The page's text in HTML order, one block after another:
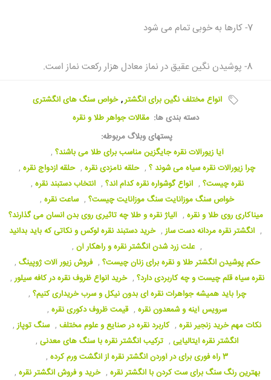
7- کارها به خوبی تمام می شود
8- پوشیدن نگین عقیق در نماز معادل هزار رکعت نماز است.
انواع مختلف نگین برای انگشتر, خواص سنگ های انگشتری
دسته بندی ها: مقالات جواهر طلا و نقره
پستهای وبلاگ مربوطه:
آیا زیورآلات نقره جایگزین مناسب برای طلا می باشند؟ ,
چرا زیورآلات نقره سیاه می شوند ؟ , حلقه نامزدی نقره , حلقه ازدواج نقره ,
نقره چیست؟ , انواع گوشواره نقره کدام اند؟ , انتخاب دستبند نقره ,
خواص سنگ موزانایت سنگ موزانایت چیست؟ , ساعت نقره ,
میناکاری روی طلا و نقره , آلیاژ نقره و طلا چه تاثیری روی بدن انسان می گذارند؟
, انگشتر نقره مردانه دست ساز , خرید دستبند نقره لوکس و نکاتی که باید بدانید
, علت زرد شدن انگشتر نقره و راهکار آن ,
حکم پوشیدن انگشتر طلا و نقره برای زنان چیست؟‌ , فروش زیور آلات ژوپینگ ,
نقره سیاه قلم چیست و چه کاربردی دارد؟‌ , خرید انواع ظروف نقره در کافه سیلور ,
چرا باید همیشه جواهرات نقره ای بدون نیکل و سرب خریداری کنیم؟ ,
سرویس آینه و شمعدون نقره , قیمت ظروف دکوری نقره ,
نکات مهم خرید زنجیر نقره , کاربرد نقره در صنایع و علوم مختلف , سنگ توپاز ,
انگشتر نقره ایتالیایی , ترکیب انگشتر نقره با سنگ های معدنی ,
3 راه فوری برای در آوردن انگشتر نقره از انگشت ورم کرده
,
بهترین رنگ سنگ برای ست کردن با انگشتر نقره , خرید و فروش انگشتر نقره ,